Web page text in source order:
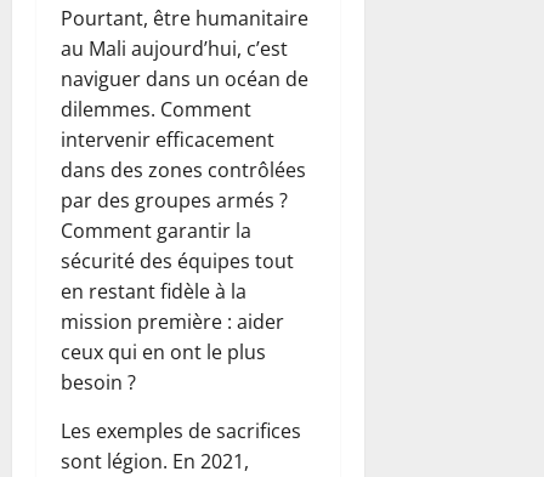
Pourtant, être humanitaire
au Mali aujourd’hui, c’est
naviguer dans un océan de
dilemmes. Comment
intervenir efficacement
dans des zones contrôlées
par des groupes armés ?
Comment garantir la
sécurité des équipes tout
en restant fidèle à la
mission première : aider
ceux qui en ont le plus
besoin ?
Les exemples de sacrifices
sont légion. En 2021,